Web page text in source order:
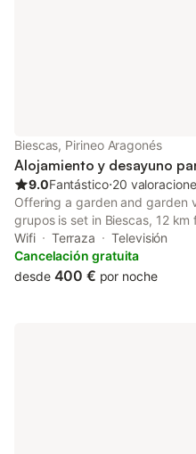
Biescas, Pirineo Aragonés
Alojamiento y desayuno
9.0Fantástico⋅20
Offering a garden and garden
grupos is set in Biescas, 12
and 50 km from Canfranc
a patio and an outdoor fireplace.
Wifi Terraza
Televisión
Cancelación gratuita
desde 400 € por noche